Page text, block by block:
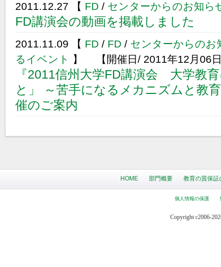
2011.12.27 【 FD / センターからのお知ら
FD講演会の動画を掲載しました
2011.11.09 【 FD / FD / センターからの
るイベント
】 【開催日/ 2011年12月06
『2011信州大学FD講演会 大学教
と」 ～苦手になるメカニズムと教
催のご案内
HOME 部門概要 教育の質保証
個人情報の保護
Copyright c2006-